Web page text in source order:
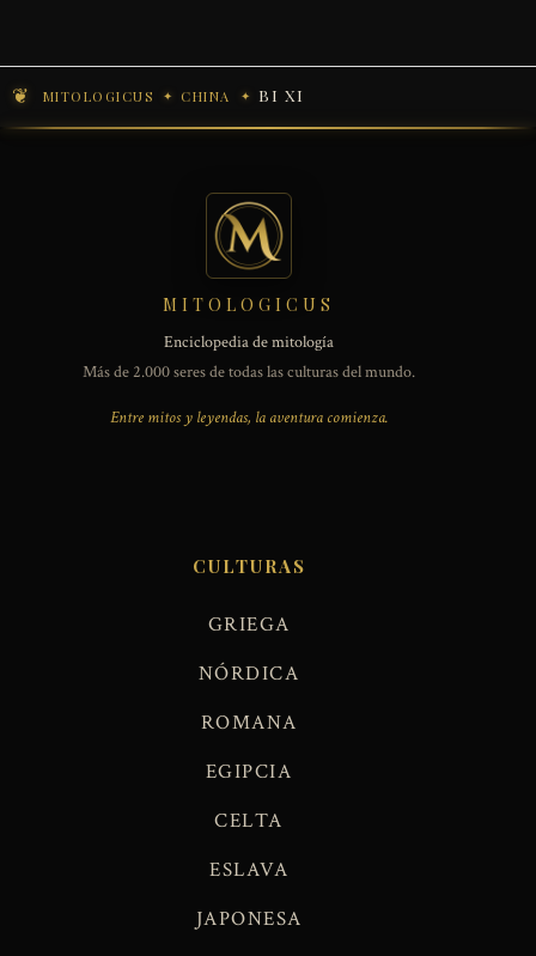
MITOLOGICUS CHINA BI XI
MITOLOGICUS
Enciclopedia de mitología
Más de 2.000 seres de todas las culturas del mundo.
Entre mitos y leyendas, la aventura comienza.
CULTURAS
GRIEGA
NÓRDICA
ROMANA
EGIPCIA
CELTA
ESLAVA
JAPONESA